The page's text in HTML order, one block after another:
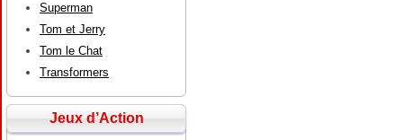
Superman
Tom et Jerry
Tom le Chat
Transformers
Jeux d’Action